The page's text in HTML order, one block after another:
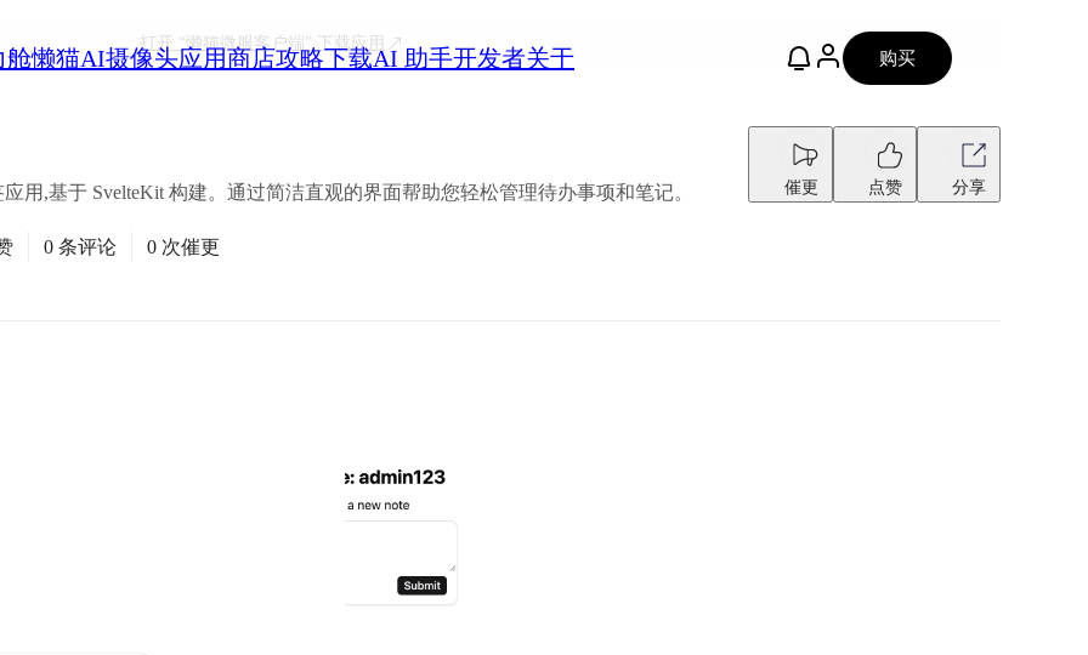
舱懒猫AI摄像头应用商店攻略下载AI 助手开发者关于 购买
打开 “懒猫微服客户端”下载应用
用,基于 SvelteKit 构建。通过简洁直观的界面帮助您轻松管理待办事项和笔记。 催更 点赞 分享
0 条评论 0 次催更